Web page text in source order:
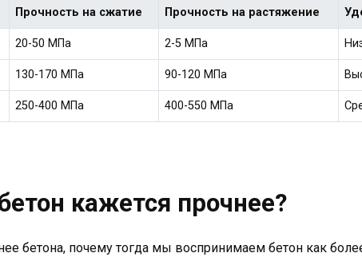
Прочность на сжатие Прочность на растяжение
20-50 МПа 2-5 МПа
130-170 МПа 90-120 МПа
250-400 МПа 400-550 МПа
кажется прочнее?
бетона, почему тогда мы воспринимаем бетон как